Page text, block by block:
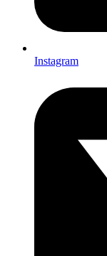
Instagram